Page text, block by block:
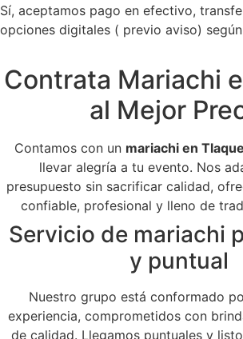
Sí, aceptamos pago en efectivo,
opciones digitales ( previo aviso)
Contrata Mariachi
al Mejor
Contamos con un mariachi en
llevar alegría a tu evento. Nos
presupuesto sin sacrificar calidad,
confiable, profesional y lleno de
Servicio de mariachi
y puntual
Nuestro grupo está conformado
experiencia, comprometidos con
de calidad. Llegamos puntuales y